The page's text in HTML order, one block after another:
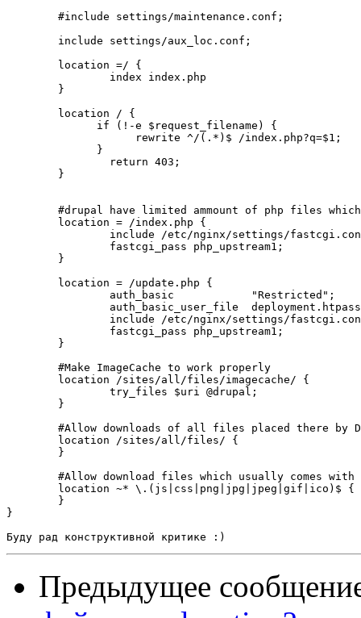
        #include settings/maintenance.conf;
        include settings/aux_loc.conf;
        location =/ {
                index index.php
        }
        location / {
              if (!-e $request_filename) {
                    rewrite ^/(.*)$ /index.php?q=$1;
              }
                return 403;
        }
#drupal have limited ammount of php files
        location = /index.php {
include /etc/nginx/settings/
                fastcgi_pass php_upstream1;
        }
        location = /update.php {
                auth_basic            "Restricted";
auth_basic_user_file
include /etc/nginx/settings/
                fastcgi_pass php_upstream1;
        }
        #Make ImageCache to work properly
        location /sites/all/files/imagecache/ {
                try_files $uri @drupal;
        }
#Allow downloads of all files placed there by
        location /sites/all/files/ {
        }
#Allow download files which usually comes with
        location ~* \.(js|css|png|jpg|jpeg|gif|ico)$ {
        }
}
Предыдущее